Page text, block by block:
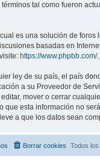
tal como fueron
cual es una solución de foros
basadas en
https://www.phpbb.com/.
ley de su país, el país
a su Proveedor de
mover o cerrar
esta información no
a que los datos sean
Todos
Borrar cookies